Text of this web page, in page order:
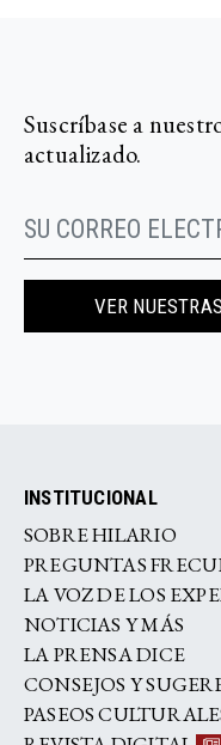
Suscríbase a
actualizado.
VER
INSTITUCIONAL
SOBRE HILARIO
PREGUNTAS
LA VOZ DE LOS
NOTICIAS Y MÁS
LA PRENSA DICE
CONSEJOS Y
PASEOS